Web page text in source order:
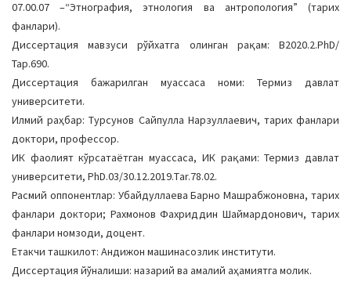
07.00.07 –“Этнография, этнология ва антропология” (тарих
фанлари).
Диссертация мавзуси рўйхатга олинган рақам: B2020.2.PhD/
Тар.690.
Диссертация бажарилган муассаса номи: Термиз давлат
университети.
Илмий раҳбар: Турсунов Сайпулла Нарзуллаевич, тарих фанлари
доктори, профессор.
ИК фаолият кўрсатаётган муассаса, ИК рақами: Термиз давлат
университети, PhD.03/30.12.2019.Тar.78.02.
Расмий оппонентлар: Убайдуллаева Барно Машрабжоновна, тарих
фанлари доктори; Рахмонов Фахриддин Шаймардонович, тарих
фанлари номзоди, доцент.
Етакчи ташкилот: Андижон машинасозлик институти.
Диссертация йўналиши: назарий ва амалий аҳамиятга молик.